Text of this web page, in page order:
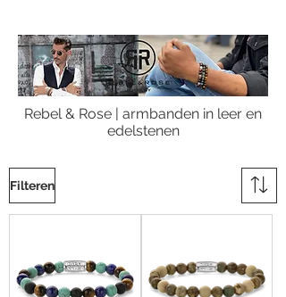
Rebel & Rose | armbanden in leer en
edelstenen
Filteren